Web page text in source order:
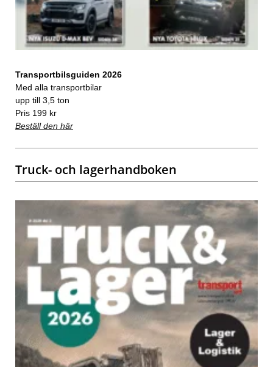
Transportbilsguiden 2026
Med alla transportbilar
upp till 3,5 ton
Pris 199 kr
Beställ den här
Truck- och lagerhandboken